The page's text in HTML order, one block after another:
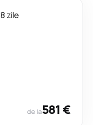
8 zile
de la581 €